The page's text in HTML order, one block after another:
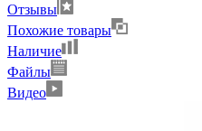
Отзывы
Похожие товары
Наличие
Файлы
Видео